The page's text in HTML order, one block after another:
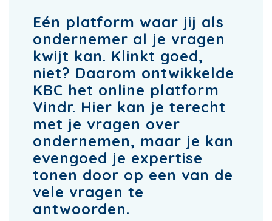
Eén platform waar jij als
ondernemer al je vragen
kwijt kan. Klinkt goed,
niet? Daarom ontwikkelde
KBC het online platform
Vindr. Hier kan je terecht
met je vragen over
ondernemen, maar je kan
evengoed je expertise
tonen door op een van de
vele vragen te
antwoorden.